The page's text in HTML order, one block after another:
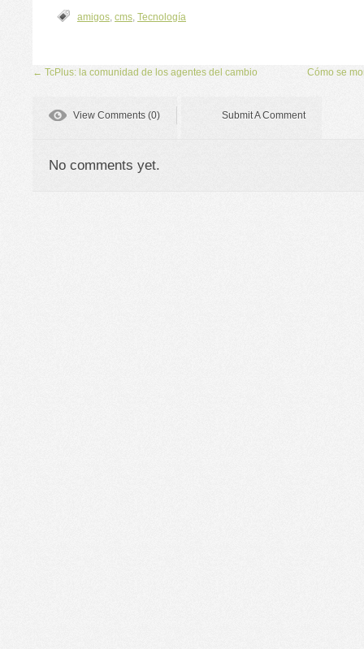
amigos, cms, Tecnología
← TcPlus: la comunidad de los agentes del cambio Cómo se
View Comments (0) Submit A Comment
No comments yet.